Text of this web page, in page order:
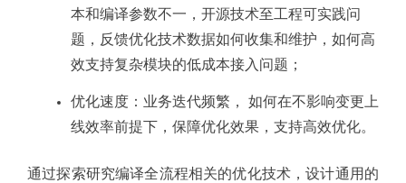
本和编译参数不一，开源技术至工程可实践问
题，反馈优化技术数据如何收集和维护，如何高
效支持复杂模块的低成本接入问题；
优化速度：业务迭代频繁， 如何在不影响变更上
线效率前提下，保障优化效果，支持高效优化。
通过探索研究编译全流程相关的优化技术，设计通用的